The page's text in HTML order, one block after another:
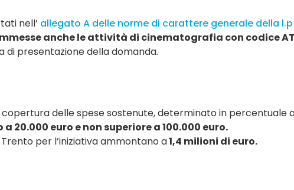
nell’ allegato A delle norme di carattere generale della
anche le attività di cinematografia con codice
di presentazione della domanda.
delle spese sostenute, determinato in percentuale
a 20.000 euro e non superiore a 100.000 euro.
per l’iniziativa ammontano a1,4 milioni di euro.